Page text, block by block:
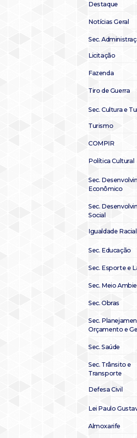
Destaque
Notícias Geral
Sec.
Licitação
Fazenda
Tiro de Guerra
Sec. Cultura e
Turismo
COMPIR
Política Cultural
Sec.
Econômico
Sec.
Social
Igualdade Racial
Sec. Educação
Sec. Esporte e
Sec. Meio
Sec. Obras
Sec.
Orçamento e
Sec. Saúde
Sec. Trânsito e
Transporte
Defesa Civil
Lei Paulo
Almoxarife